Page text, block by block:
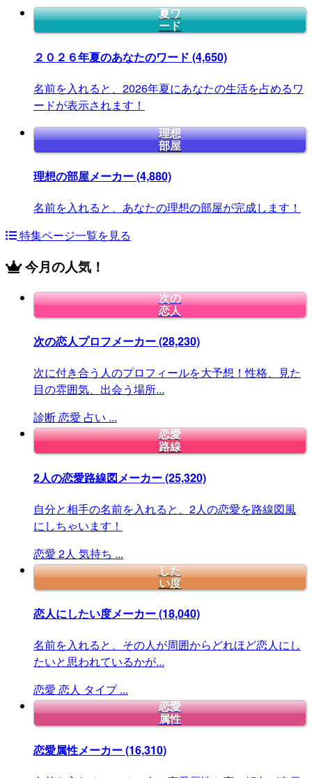
夏ワ
ード
２０２６年夏のあなたのワード (4,650)
名前を入れると、2026年夏にあなたの生活を占めるワ
ードが表示されます！
理想
部屋
理想の部屋メーカー(4,880)
名前を入れると、あなたの理想の部屋が完成します！
特集ページ一覧を見る
今月の人気！
次の
恋人
次の恋人プロフメーカー(28,230)
次に付き合う人のプロフィールを大予想！性格、見た
目の雰囲気、出会う場所...
診断恋愛 占い ...
恋愛
路線
2人の恋愛路線図メーカー(25,320)
自分と相手の名前を入れると、2人の恋愛を路線図風
にしちゃいます！
恋愛 2人 気持ち ...
した
い度
恋人にしたい度メーカー(18,040)
名前を入れると、その人が周囲からどれほど恋人にし
たいと思われているかが...
恋愛 恋人 タイプ ...
恋愛
属性
恋愛属性メーカー(16,310)